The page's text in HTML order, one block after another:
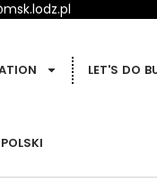
LET'S DO
POLSKI